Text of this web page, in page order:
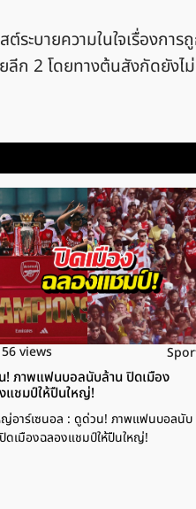
ระบายความในใจเรื่องกา
ก 2 โดยทางต้นสังกัดยังไ
views
! ภาพแฟนบอลนับล้าน ปิดเมือง
แชมป์ให้ปืนใหญ่!
ญ่อาร์เซนอล : ดูด่วน! ภาพแฟนบอลนับ
ดเมืองฉลองแชมป์ให้ปืนใหญ่!